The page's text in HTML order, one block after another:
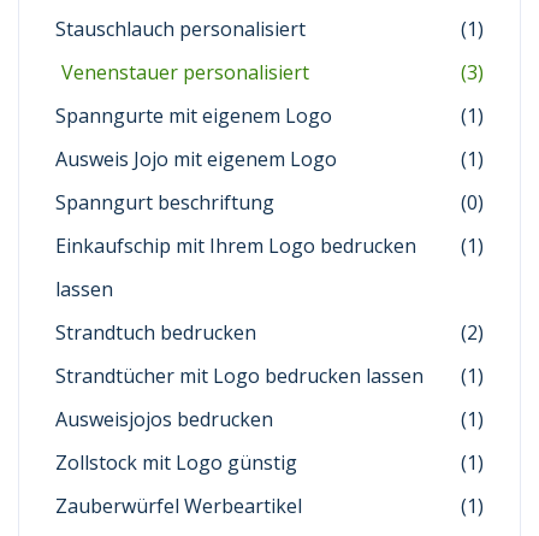
Stauschlauch personalisiert
(1)
Venenstauer personalisiert
(3)
Spanngurte mit eigenem Logo
(1)
Ausweis Jojo mit eigenem Logo
(1)
Spanngurt beschriftung
(0)
Einkaufschip mit Ihrem Logo bedrucken
lassen
(1)
Strandtuch bedrucken
(2)
Strandtücher mit Logo bedrucken lassen
(1)
Ausweisjojos bedrucken
(1)
Zollstock mit Logo günstig
(1)
Zauberwürfel Werbeartikel
(1)